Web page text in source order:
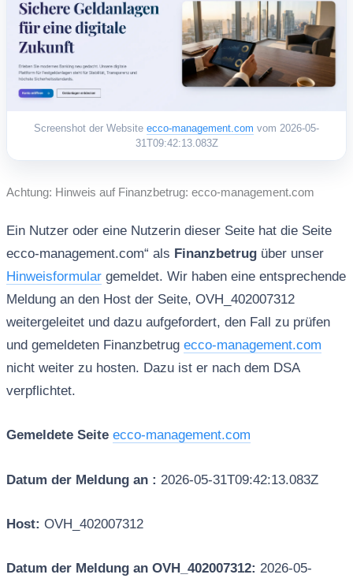
Screenshot der Website ecco-management.com vom 2026-05-
31T09:42:13.083Z
Achtung: Hinweis auf Finanzbetrug: ecco-management.com
Ein Nutzer oder eine Nutzerin dieser Seite hat die Seite
ecco-management.com“ als Finanzbetrugüber unser
Hinweisformulargemeldet. Wir haben eine entsprechende
Meldung an den Host der Seite, OVH_402007312
weitergeleitet und dazu aufgefordert, den Fall zu prüfen
und gemeldeten Finanzbetrug ecco-management.com
nicht weiter zu hosten. Dazu ist er nach dem DSA
verpflichtet.
Gemeldete Seite ecco-management.com
Datum der Meldung an : 2026-05-31T09:42:13.083Z
Host: OVH_402007312
Datum der Meldung an OVH_402007312: 2026-05-